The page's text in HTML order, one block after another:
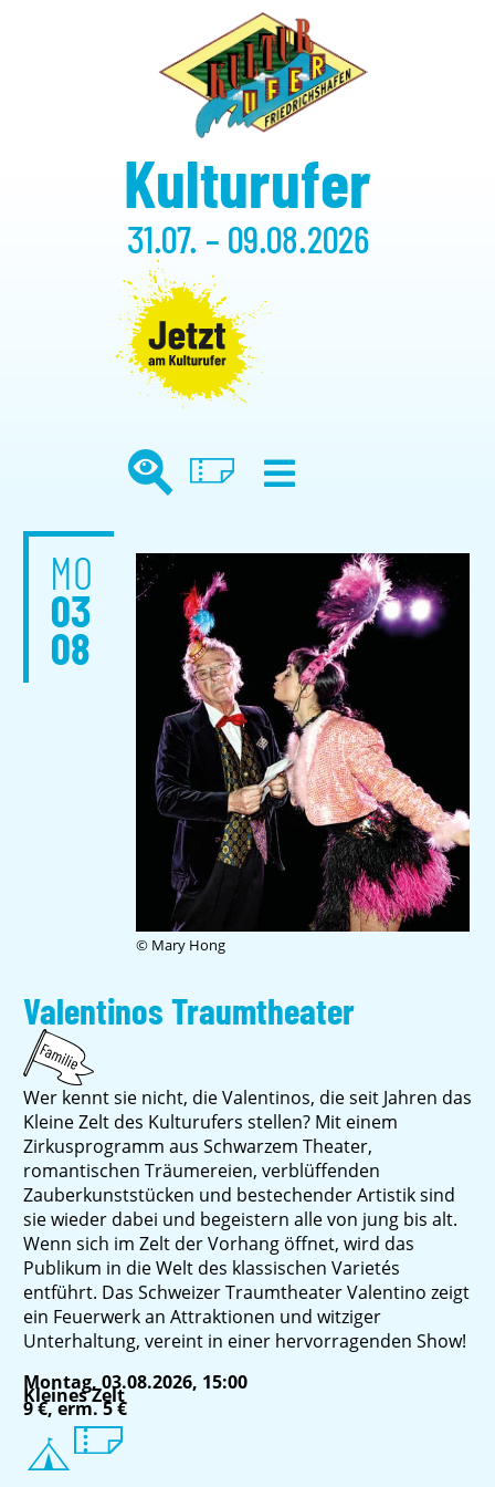
Kulturufer
31.07. – 09.08.2026
MO
03
08
© Mary Hong
Valentinos Traumtheater
Wer kennt sie nicht, die Valentinos, die seit Jahren das
Kleine Zelt des Kulturufers stellen? Mit einem
Zirkusprogramm aus Schwarzem Theater,
romantischen Träumereien, verblüffenden
Zauberkunststücken und bestechender Artistik sind
sie wieder dabei und begeistern alle von jung bis alt.
Wenn sich im Zelt der Vorhang öffnet, wird das
Publikum in die Welt des klassischen Varietés
entführt. Das Schweizer Traumtheater Valentino zeigt
ein Feuerwerk an Attraktionen und witziger
Unterhaltung, vereint in einer hervorragenden Show!
Montag, 03.08.2026, 15:00
Kleines Zelt
9 €, erm. 5 €